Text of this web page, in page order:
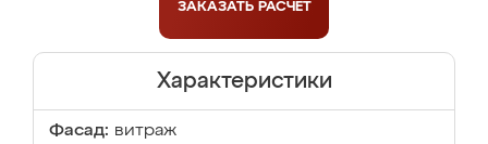
ЗАКАЗАТЬ РАСЧЁТ
Характеристики
Фасад: витраж